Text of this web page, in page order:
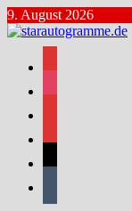
Zum
Inhalt
springen
9. August 2026